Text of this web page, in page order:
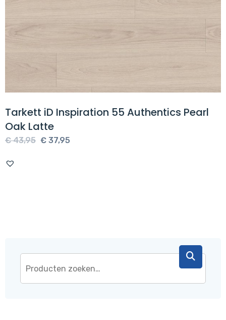
Tarkett iD Inspiration 55 Authentics Pearl
Oak Latte
€43,95 Oorspronkelijke
€ 37,95